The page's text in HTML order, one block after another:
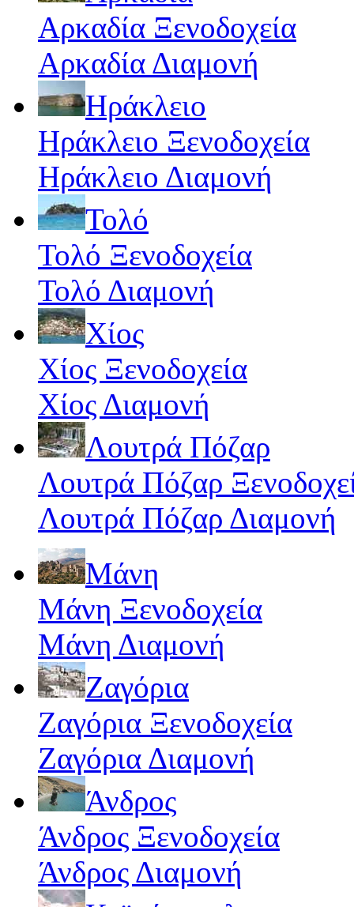
Αρκαδία Ξενοδοχεία
Αρκαδία Διαμονή
Ηράκλειο
Ηράκλειο Ξενοδοχεία
Ηράκλειο Διαμονή
Τολό
Τολό Ξενοδοχεία
Τολό Διαμονή
Χίος
Χίος Ξενοδοχεία
Χίος Διαμονή
Λουτρά Πόζαρ
Λουτρά Πόζαρ
Λουτρά Πόζαρ Διαμονή
Μάνη
Μάνη Ξενοδοχεία
Μάνη Διαμονή
Ζαγόρια
Ζαγόρια Ξενοδοχεία
Ζαγόρια Διαμονή
Άνδρος
Άνδρος Ξενοδοχεία
Άνδρος Διαμονή